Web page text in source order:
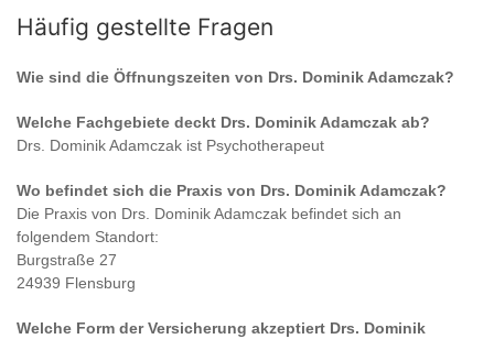
Häufig gestellte Fragen
Wie sind die Öffnungszeiten von Drs. Dominik Adamczak?
Welche Fachgebiete deckt Drs. Dominik Adamczak ab?
Drs. Dominik Adamczak ist Psychotherapeut
Wo befindet sich die Praxis von Drs. Dominik Adamczak?
Die Praxis von Drs. Dominik Adamczak befindet sich an
folgendem Standort:
Burgstraße 27
24939 Flensburg
Welche Form der Versicherung akzeptiert Drs. Dominik